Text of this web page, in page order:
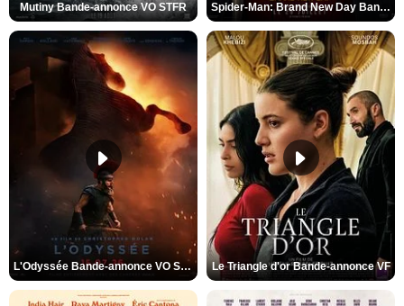
Mutiny Bande-annonce VO STFR Spider-Man: Brand New Day Bande-annonce VO STFR
L'Odyssée Bande-annonce VO STFR Le Triangle d'or Bande-annonce VF